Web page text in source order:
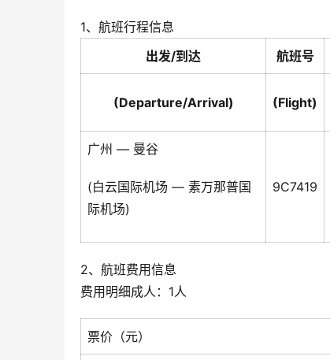
1、航班行程信息
出发/到达
航班号
(Departure/Arrival) (Flight)
广州 — 曼谷
(白云国际机场 — 素万那普国
际机场)
9C7419
2、航班费用信息
费用明细成人：1人
票价（元）